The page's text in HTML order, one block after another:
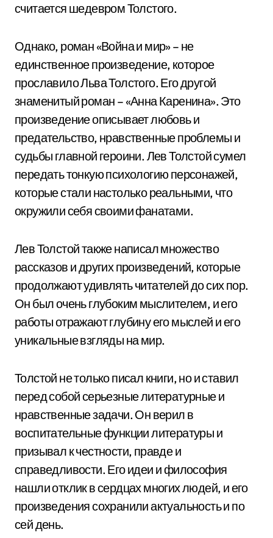
считается шедевром Толстого.
Однако, роман «Война и мир» – не
единственное произведение, которое
прославило Льва Толстого. Его другой
знаменитый роман – «Анна Каренина». Это
произведение описывает любовь и
предательство, нравственные проблемы и
судьбы главной героини. Лев Толстой сумел
передать тонкую психологию персонажей,
которые стали настолько реальными, что
окружили себя своими фанатами.
Лев Толстой также написал множество
рассказов и других произведений, которые
продолжают удивлять читателей до сих пор.
Он был очень глубоким мыслителем, и его
работы отражают глубину его мыслей и его
уникальные взгляды на мир.
Толстой не только писал книги, но и ставил
перед собой серьезные литературные и
нравственные задачи. Он верил в
воспитательные функции литературы и
призывал к честности, правде и
справедливости. Его идеи и философия
нашли отклик в сердцах многих людей, и его
произведения сохранили актуальность и по
сей день.